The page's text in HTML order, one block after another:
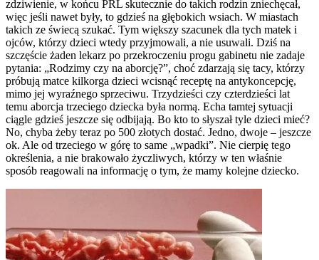
zdziwienie, w końcu PRL skutecznie do takich rodzin zniechęcał,
więc jeśli nawet były, to gdzieś na głębokich wsiach. W miastach
takich ze świecą szukać. Tym większy szacunek dla tych matek i
ojców, którzy dzieci wtedy przyjmowali, a nie usuwali. Dziś na
szczęście żaden lekarz po przekroczeniu progu gabinetu nie zadaje
pytania: „Rodzimy czy na aborcję?”, choć zdarzają się tacy, którzy
próbują matce kilkorga dzieci wcisnąć receptę na antykoncepcję,
mimo jej wyraźnego sprzeciwu. Trzydzieści czy czterdzieści lat
temu aborcja trzeciego dziecka była normą. Echa tamtej sytuacji
ciągle gdzieś jeszcze się odbijają. Bo kto to słyszał tyle dzieci mieć?
No, chyba żeby teraz po 500 złotych dostać. Jedno, dwoje – jeszcze
ok. Ale od trzeciego w górę to same „wpadki”. Nie cierpię tego
określenia, a nie brakowało życzliwych, którzy w ten właśnie
sposób reagowali na informację o tym, że mamy kolejne dziecko.